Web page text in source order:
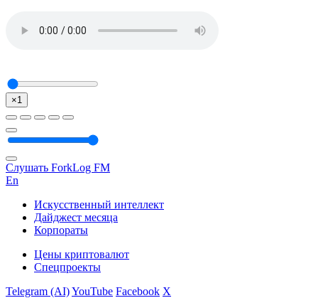
×1
Слушать ForkLog FM
En
Искусственный интеллект
Дайджест месяца
Корпораты
Цены криптовалют
Спецпроекты
Telegram (AI)YouTube Facebook X